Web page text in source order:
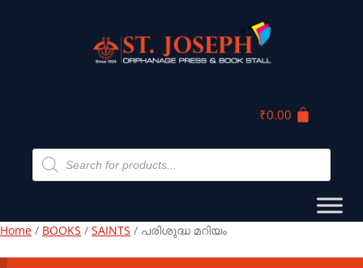
₹0.00
Home / BOOKS / SAINTS / പരിശുദ്ധ മറിയം